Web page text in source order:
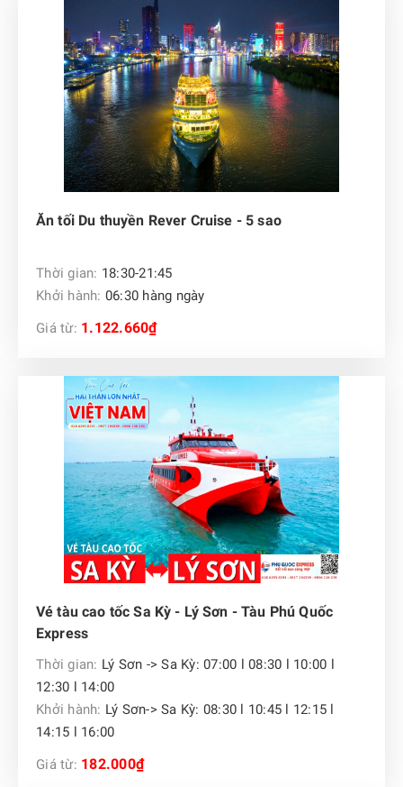
Ăn tối Du thuyền Rever Cruise - 5 sao
Thời gian: 18:30-21:45
Khởi hành: 06:30 hàng ngày
Giá từ: 1.122.660₫
Vé tàu cao tốc Sa Kỳ - Lý Sơn - Tàu Phú Quốc
Express
Thời gian: Lý Sơn -> Sa Kỳ: 07:00 l 08:30 l 10:00 l
12:30 l 14:00
Khởi hành: Lý Sơn-> Sa Kỳ: 08:30 l 10:45 l 12:15 l
14:15 l 16:00
Giá từ: 182.000₫